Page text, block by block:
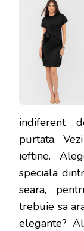
indiferent
purtata. Vezi
ieftine.
speciala
seara,
trebuie sa
elegante?